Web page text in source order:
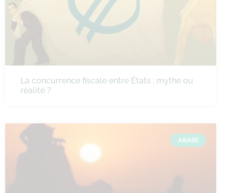
La concurrence fiscale entre États : mythe ou
réalité ?
ARABE